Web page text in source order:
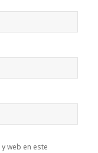
web en este